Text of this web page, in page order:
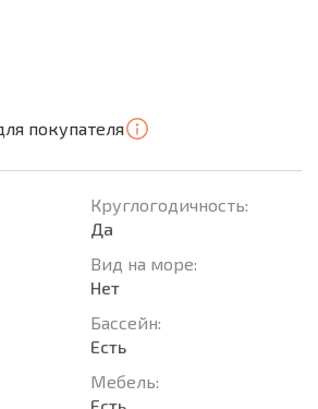
покупателя
Круглогодичность:
Да
Вид на море:
Нет
Басcейн:
Есть
Мебель:
Есть